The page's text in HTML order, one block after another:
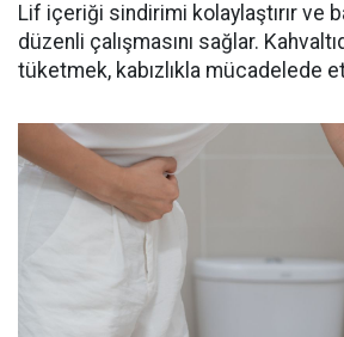
Lif içeriği sindirimi kolaylaştırır ve
düzenli çalışmasını sağlar.
tüketmek, kabızlıkla mücadelede